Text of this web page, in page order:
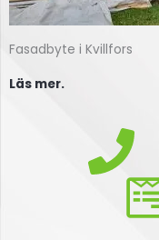
Fasadbyte i Kvillfors
Läs mer.